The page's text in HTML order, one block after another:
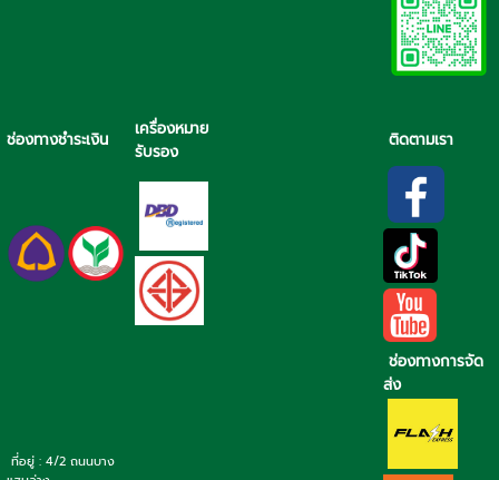
ช่องทางชำระเงิน
เครื่องหมาย
รับรอง
ติดตามเรา
ช่องทางการจัด
ส่ง
ที่อยู่ : 4/2 ถนนบาง